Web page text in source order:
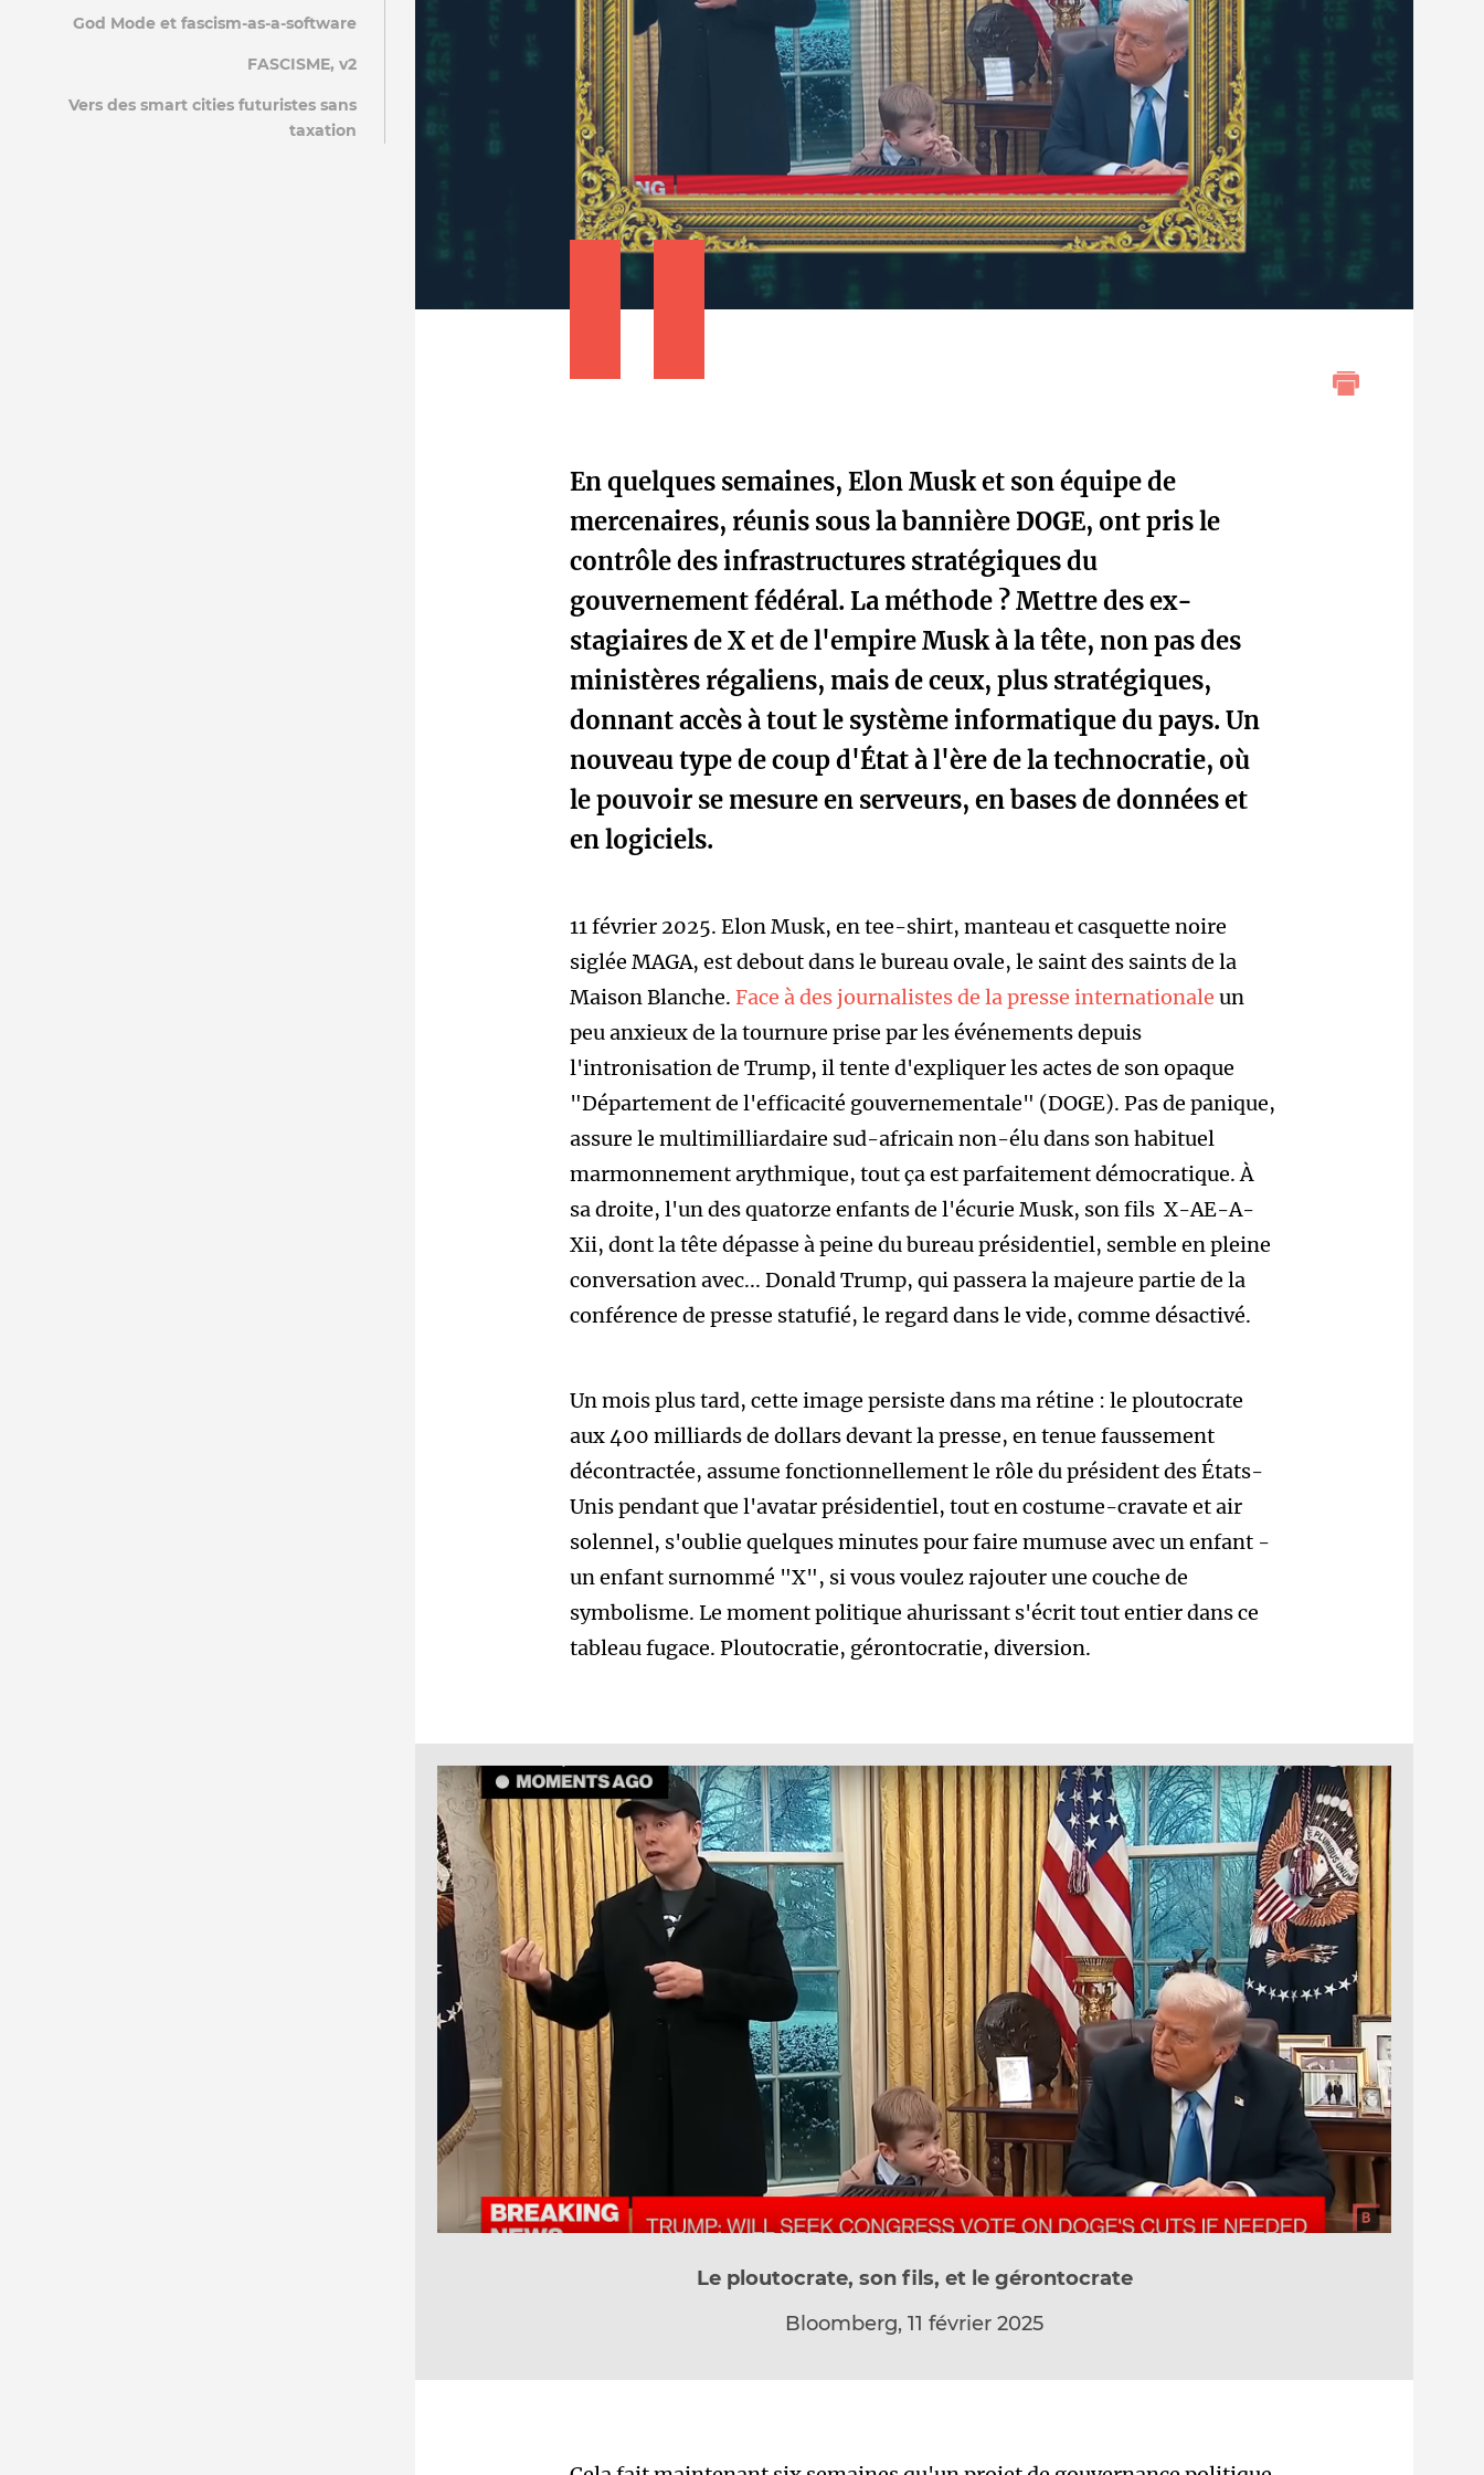
God Mode et fascism-as-a-software
FASCISME, v2
Vers des smart cities futuristes sans
taxation
En quelques semaines, Elon Musk et son équipe de
mercenaires, réunis sous la bannière DOGE, ont pris le
contrôle des infrastructures stratégiques du
gouvernement fédéral. La méthode ? Mettre des ex-
stagiaires de X et de l'empire Musk à la tête, non pas des
ministères régaliens, mais de ceux, plus stratégiques,
donnant accès à tout le système informatique du pays. Un
nouveau type de coup d'État à l'ère de la technocratie, où
le pouvoir se mesure en serveurs, en bases de données et
en logiciels.
11 février 2025. Elon Musk, en tee-shirt, manteau et casquette noire
siglée MAGA, est debout dans le bureau ovale, le saint des saints de la
Maison Blanche.Face à des journalistes de la presse internationaleun
peu anxieux de la tournure prise par les événements depuis
l'intronisation de Trump, il tente d'expliquer les actes de son opaque
"Département de l'efficacité gouvernementale" (DOGE). Pas de panique,
assure le multimilliardaire sud-africain non-élu dans son habituel
marmonnement arythmique, tout ça est parfaitement démocratique. À
sa droite, l'un des quatorze enfants de l'écurie Musk, son fils X-AE-A-
Xii, dont la tête dépasse à peine du bureau présidentiel, semble en pleine
conversation avec... Donald Trump, qui passera la majeure partie de la
conférence de presse statufié, le regard dans le vide, comme désactivé.
Un mois plus tard, cette image persiste dans ma rétine : le ploutocrate
aux 400 milliards de dollars devant la presse, en tenue faussement
décontractée, assume fonctionnellement le rôle du président des États-
Unis pendant que l'avatar présidentiel, tout en costume-cravate et air
solennel, s'oublie quelques minutes pour faire mumuse avec un enfant -
un enfant surnommé "X", si vous voulez rajouter une couche de
symbolisme. Le moment politique ahurissant s'écrit tout entier dans ce
tableau fugace. Ploutocratie, gérontocratie, diversion.
Le ploutocrate, son fils, et le gérontocrate
Bloomberg, 11 février 2025